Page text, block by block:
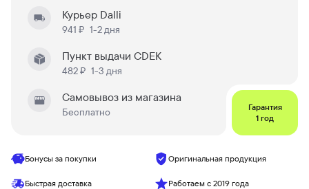
Курьер Dalli
941 ₽ 1-2 дня
Пункт выдачи CDEK
482 ₽ 1-3 дня
Самовывоз из магазина
Бесплатно
Гарантия
1 год
Бонусы за покупки Оригинальная продукция
Быстрая доставка Работаем с 2019 года